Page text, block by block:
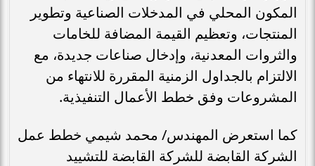
المكون المحلي في المدخلات الصناعية وتطوير
المنتجات، وتعظيم القيمة المضافة للخامات
والثروات المعدنية، وإدخال صناعات جديدة، مع
الالتزام بالجداول الزمنية المقررة للانتهاء من
المشروعات وفق خطط الأعمال التنفيذية.
كما استعرض المهندس/ محمد شيمي خطط عمل
الشركة القابضة للشركة القابضة للتشييد